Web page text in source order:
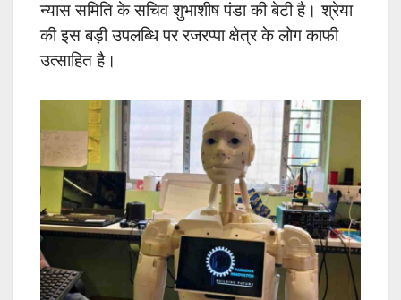
न्यास समिति के सचिव शुभाशीष पंडा की बेटी है। श्रेया
की इस बड़ी उपलब्धि पर रजरप्पा क्षेत्र के लोग काफी
उत्साहित है।